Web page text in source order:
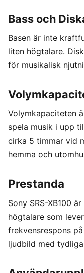
Bass och
Basen är inte
liten högtalare.
för musikalisk
Volymkapaciteten
spela musik i upp
cirka 5 timmar vid
hemma och
Prestanda
Sony SRS-XB100
högtalare som
frekvensrespons
ljudbild med